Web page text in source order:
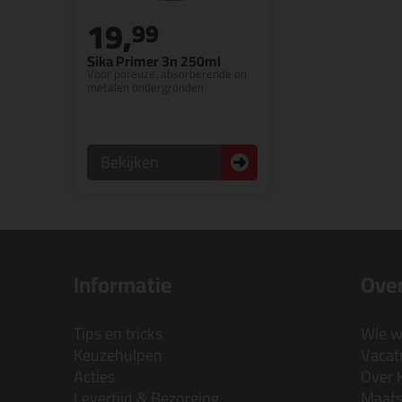
Sika Primer 3n 250ml
Voor poreuze, absorberende en
19,99